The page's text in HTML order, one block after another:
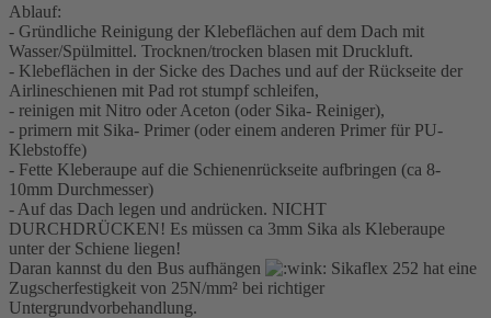
Ablauf:
- Gründliche Reinigung der Klebeflächen auf dem Dach mit
Wasser/Spülmittel. Trocknen/trocken blasen mit Druckluft.
- Klebeflächen in der Sicke des Daches und auf der Rückseite der
Airlineschienen mit Pad rot stumpf schleifen,
- reinigen mit Nitro oder Aceton (oder Sika- Reiniger),
- primern mit Sika- Primer (oder einem anderen Primer für PU-
Klebstoffe)
- Fette Kleberaupe auf die Schienenrückseite aufbringen (ca 8-
10mm Durchmesser)
- Auf das Dach legen und andrücken. NICHT
DURCHDRÜCKEN! Es müssen ca 3mm Sika als Kleberaupe
unter der Schiene liegen!
Daran kannst du den Bus aufhängen
Sikaflex 252 hat eine
Zugscherfestigkeit von 25N/mm² bei richtiger
Untergrundvorbehandlung.